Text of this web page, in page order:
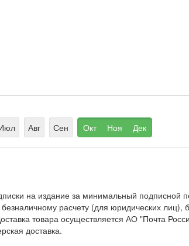
Авг Сен Окт Ноя Дек
на издание за минимальный подписной
расчету (для юридических лиц),
товара осуществляется АО "Почта
доставка.